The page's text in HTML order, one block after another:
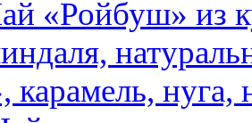
«Ройбуш» из
нуга,